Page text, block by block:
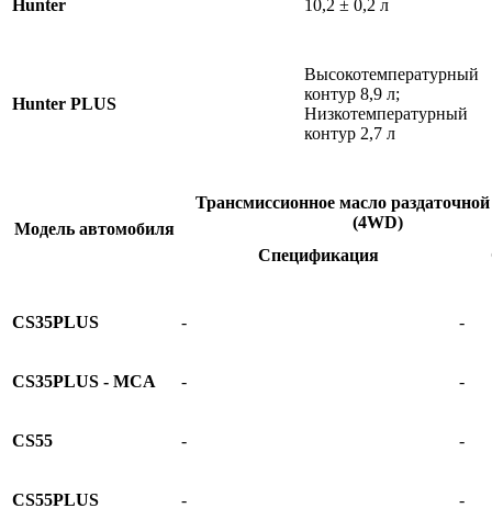
Hunter 10,2 ± 0,2 л
Hunter PLUS
Высокотемпературный
контур 8,9 л;
Низкотемпературный
контур 2,7 л
Модель автомобиля
Трансмиссионное масло
(4WD)
Спецификация
CS35PLUS - -
CS35PLUS - MCA - -
CS55 - -
CS55PLUS - -